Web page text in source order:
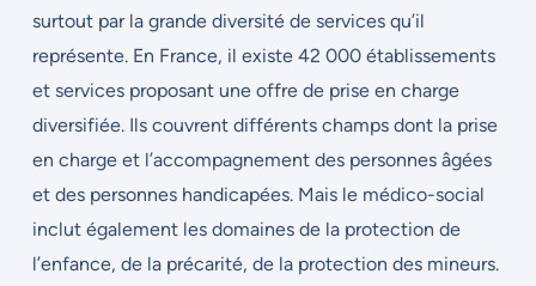
surtout par la grande diversité de services qu’il
représente. En France, il existe 42 000 établissements
et services proposant une offre de prise en charge
diversifiée. Ils couvrent différents champs dont la prise
en charge et l’accompagnement des personnes âgées
et des personnes handicapées. Mais le médico-social
inclut également les domaines de la protection de
l’enfance, de la précarité, de la protection des mineurs.